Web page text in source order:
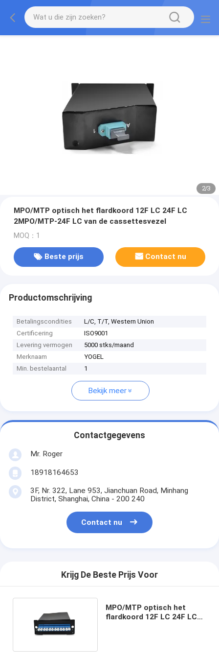
2/3
MPO/MTP optisch het flardkoord 12F LC 24F LC
2MPO/MTP-24F LC van de cassettesvezel
MOQ：1
Beste prijs Contact nu
Productomschrijving
Betalingscondities
L/C, T/T, Western Union
Certificering
ISO9001
Levering vermogen
5000 stks/maand
Merknaam
YOGEL
Min. bestelaantal
1
Bekijk meer
Contactgegevens
Mr. Roger
18918164653
3F, Nr. 322, Lane 953, Jianchuan Road, Minhang
District, Shanghai, China - 200 240
Contact nu
Krijg De Beste Prijs Voor
MPO/MTP optisch het
flardkoord 12F LC 24F LC